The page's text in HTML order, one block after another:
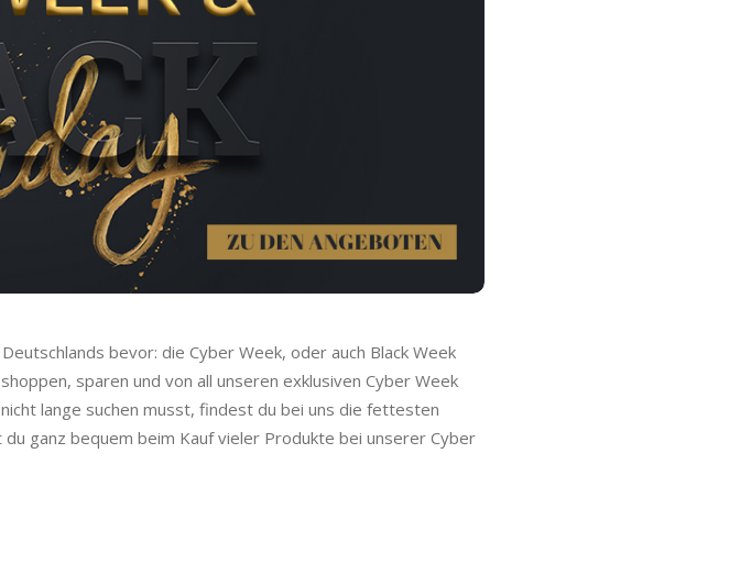
bevor: die Cyber Week, oder auch Black Week
sparen und von all unseren exklusiven Cyber Week
lange suchen musst, findest du bei uns die fettesten
ganz bequem beim Kauf vieler Produkte bei unserer Cyber